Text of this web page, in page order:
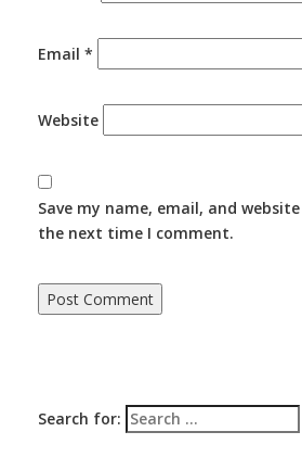
Email *
Website
Save my name, email, and
the next time I comment.
Search for: